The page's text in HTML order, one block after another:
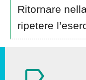
Ritornare
ripetere